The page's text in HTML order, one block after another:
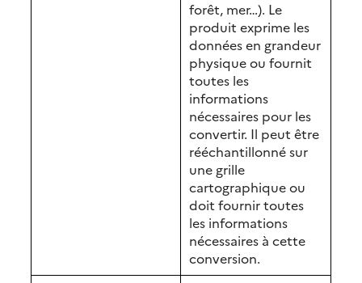
forêt, mer…). Le
produit exprime les
données en grandeur
physique ou fournit
toutes les
informations
nécessaires pour les
convertir. Il peut être
rééchantillonné sur
une grille
cartographique ou
doit fournir toutes
les informations
nécessaires à cette
conversion.